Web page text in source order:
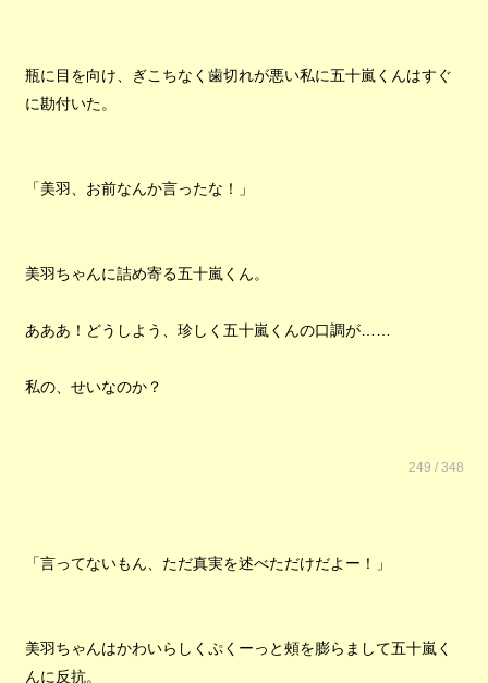
瓶に目を向け、ぎこちなく歯切れが悪い私に五十嵐くんはすぐ
に勘付いた。
「美羽、お前なんか言ったな！」
美羽ちゃんに詰め寄る五十嵐くん。
あああ！どうしよう、珍しく五十嵐くんの口調が……
私の、せいなのか？
249 / 348
「言ってないもん、ただ真実を述べただけだよー！」
美羽ちゃんはかわいらしくぷくーっと頰を膨らまして五十嵐く
んに反抗。